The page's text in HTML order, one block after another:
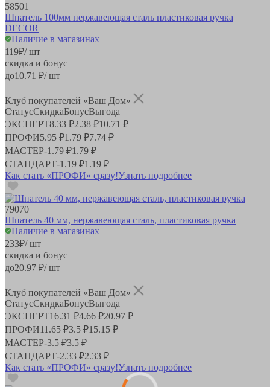
58501
Шпатель 100мм нержавеющая сталь пластиковая ручка
DECOR
Наличие в магазинах
119₽/ шт
скидка и бонус
до10.71 ₽/ шт
Клуб покупателей «Ваш Дом»
СтатусСкидкаБонусВыгода
ЭКСПЕРТ8.33 ₽2.38 ₽10.71 ₽
ПРОФИ5.95 ₽1.79 ₽7.74 ₽
МАСТЕР-1.79 ₽1.79 ₽
СТАНДАРТ-1.19 ₽1.19 ₽
Как стать «ПРОФИ» сразу!Узнать подробнее
79070
Шпатель 40 мм, нержавеющая сталь, пластиковая ручка
Наличие в магазинах
233₽/ шт
скидка и бонус
до20.97 ₽/ шт
Клуб покупателей «Ваш Дом»
СтатусСкидкаБонусВыгода
ЭКСПЕРТ16.31 ₽4.66 ₽20.97 ₽
ПРОФИ11.65 ₽3.5 ₽15.15 ₽
МАСТЕР-3.5 ₽3.5 ₽
СТАНДАРТ-2.33 ₽2.33 ₽
Как стать «ПРОФИ» сразу!Узнать подробнее